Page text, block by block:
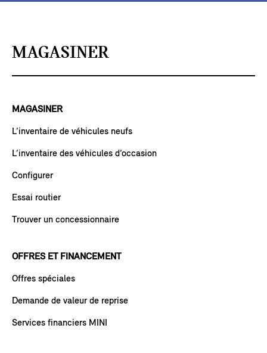
MAGASINER
MAGASINER
L’inventaire de véhicules neufs
L’inventaire des véhicules d’occasion
Configurer
Essai routier
Trouver un concessionnaire
OFFRES ET FINANCEMENT
Offres spéciales
Demande de valeur de reprise
Services financiers MINI